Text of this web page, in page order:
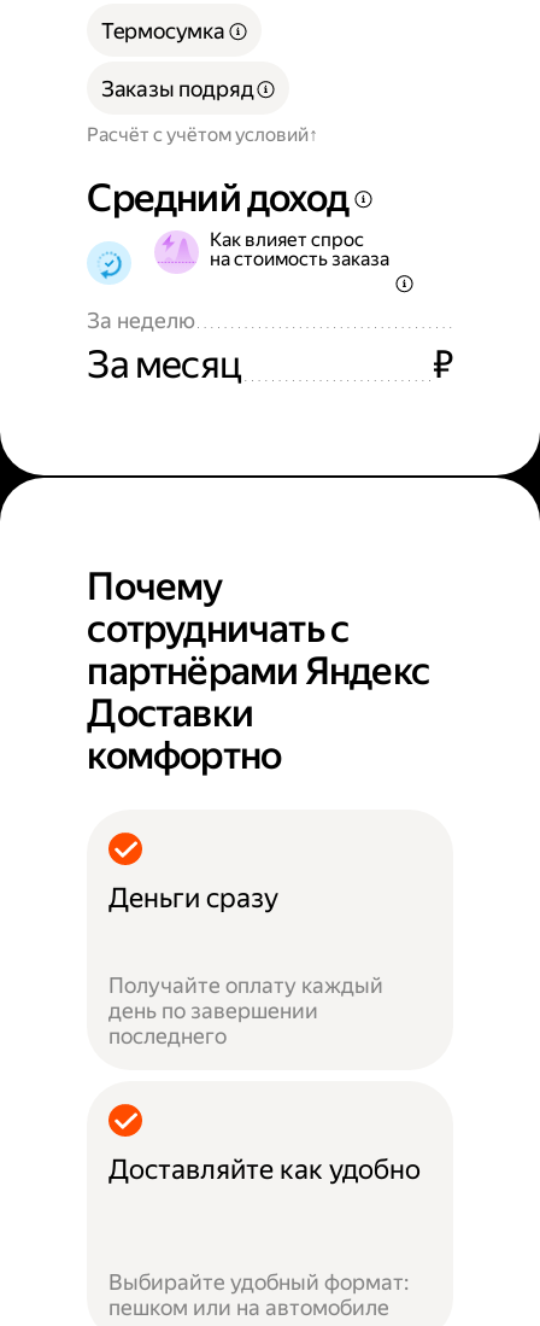
Расчёт с учётом условий
Термосумка
Заказы подряд
Средний доход
Как влияет спрос
на стоимость заказа
За неделю
За месяц ₽
Почему
сотрудничать с
партнёрами Яндекс
Доставки
комфортно
Деньги сразу
Получайте оплату каждый
день по завершении
последнего
Доставляйте как удобно
Выбирайте удобный формат:
пешком или на автомобиле